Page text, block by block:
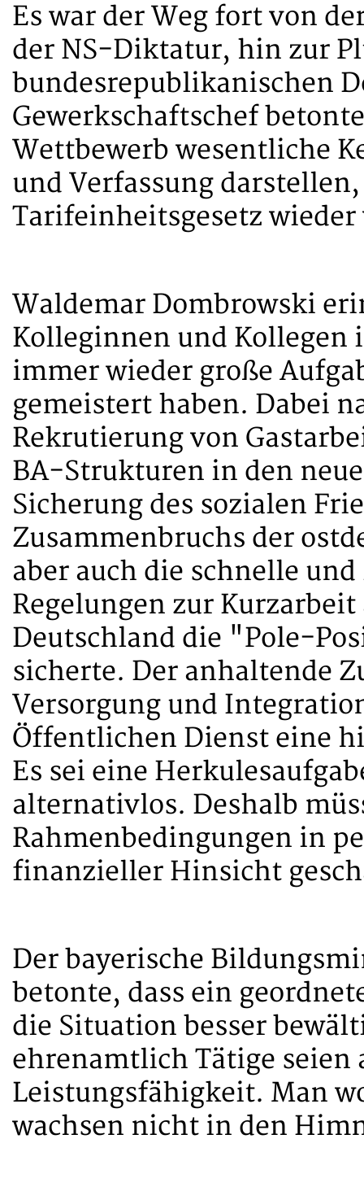
Es war der Weg fort von
der NS-Diktatur, hin zur
bundesrepublikanischen
Gewerkschaftschef
Wettbewerb wesentliche
und Verfassung
Tarifeinheitsgesetz wieder
Waldemar Dombrowski
Kolleginnen und Kollegen
immer wieder große
gemeistert haben. Dabei
Rekrutierung von
BA-Strukturen in den
Sicherung des sozialen
Zusammenbruchs der
aber auch die schnelle
Regelungen zur
Deutschland die "Pole-
sicherte. Der anhaltende
Versorgung und
Öffentlichen Dienst eine
Es sei eine
alternativlos. Deshalb
Rahmenbedingungen in
finanzieller Hinsicht
Der bayerische
betonte, dass ein
die Situation besser
ehrenamtlich Tätige
Leistungsfähigkeit. Man
wachsen nicht in den